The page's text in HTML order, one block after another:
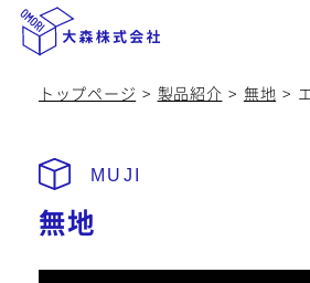
トップページ 製品紹介 無地
無地